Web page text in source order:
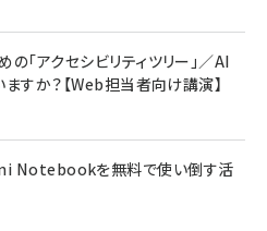
「アクセシビリティツリー」／AI
すか？【Web担当者向け講演】
Notebookを無料で使い倒す活